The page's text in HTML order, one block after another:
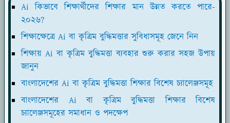
Ai কিভাবে শিক্ষার্থীদের শিক্ষার মান উন্নত করতে পারে-
২০২৬?
শিক্ষাক্ষেত্রে Ai বা কৃত্রিম বুদ্ধিমত্তার সুবিধাসমূহ জেনে নিন
শিক্ষায় Ai বা কৃত্রিম বুদ্ধিমত্তা ব্যবহার শুরু করার সহজ উপায়
জানুন
বাংলাদেশের Ai বা কৃত্রিম বুদ্ধিমত্তা শিক্ষার বিশেষ চ্যালেঞ্জসমূহ
বাংলাদেশের Ai বা কৃত্রিম বুদ্ধিমত্তা শিক্ষার বিশেষ
চ্যালেঞ্জসমূহের সমাধান ও পদক্ষেপ